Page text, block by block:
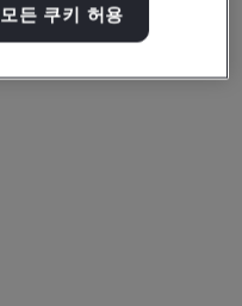
모든 쿠키 허용